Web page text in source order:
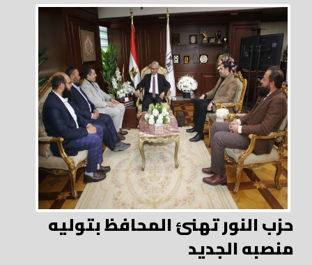
حزب النور تهنئ المحافظ بتوليه
منصبه الجديد